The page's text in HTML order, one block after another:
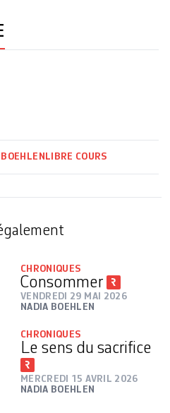
LIBRE COURS
CHRONIQUES
Consommer
VENDREDI 29 MAI 2026
NADIA BOEHLEN
CHRONIQUES
Le sens du sacrifice
MERCREDI 15 AVRIL 2026
NADIA BOEHLEN